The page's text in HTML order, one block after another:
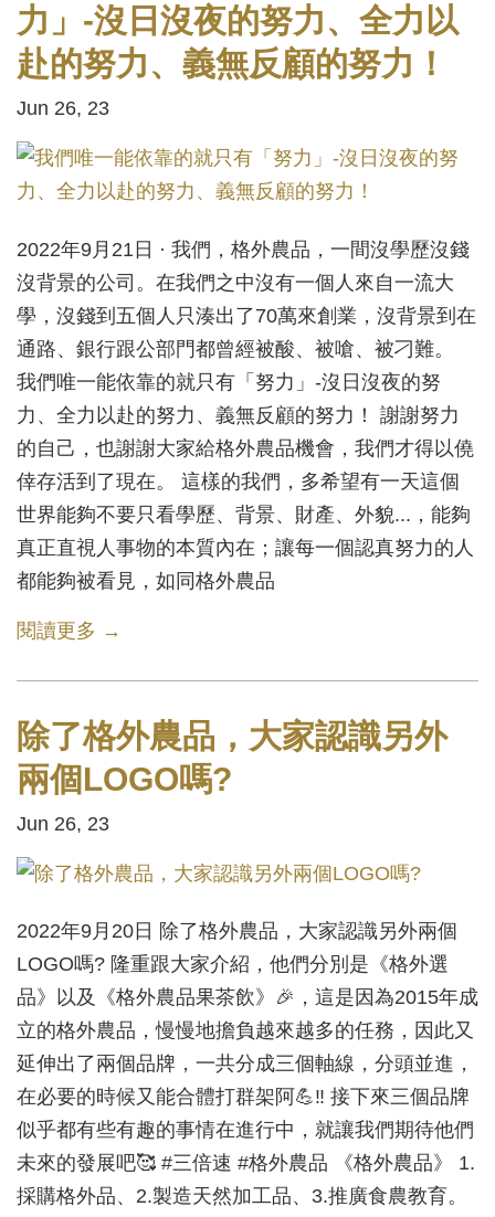
力」-沒日沒夜的努力、全力以
赴的努力、義無反顧的努力！
Jun 26, 23
2022年9月21日 · 我們，格外農品，一間沒學歷沒錢
沒背景的公司。在我們之中沒有一個人來自一流大
學，沒錢到五個人只湊出了70萬來創業，沒背景到在
通路、銀行跟公部門都曾經被酸、被嗆、被刁難。
我們唯一能依靠的就只有「努力」-沒日沒夜的努
力、全力以赴的努力、義無反顧的努力！ 謝謝努力
的自己，也謝謝大家給格外農品機會，我們才得以僥
倖存活到了現在。 這樣的我們，多希望有一天這個
世界能夠不要只看學歷、背景、財產、外貌...，能夠
真正直視人事物的本質內在；讓每一個認真努力的人
都能夠被看見，如同格外農品
閱讀更多 →
除了格外農品，大家認識另外
兩個LOGO嗎?
Jun 26, 23
2022年9月20日 除了格外農品，大家認識另外兩個
LOGO嗎? 隆重跟大家介紹，他們分別是《格外選
品》以及《格外農品果茶飲》🎉，這是因為2015年成
立的格外農品，慢慢地擔負越來越多的任務，因此又
延伸出了兩個品牌，一共分成三個軸線，分頭並進，
在必要的時候又能合體打群架阿💪‼ 接下來三個品牌
似乎都有些有趣的事情在進行中，就讓我們期待他們
未來的發展吧🥰 #三倍速 #格外農品 《格外農品》 1.
採購格外品、2.製造天然加工品、3.推廣食農教育。